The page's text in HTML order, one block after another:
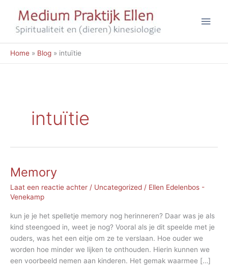
Home Blog intuïtie
intuïtie
Memory
Laat een reactie achter / Uncategorized / Ellen Edelenbos -
Venekamp
kun je je het spelletje memory nog herinneren? Daar was je als
kind steengoed in, weet je nog? Vooral als je dit speelde met je
ouders, was het een eitje om ze te verslaan. Hoe ouder we
worden hoe minder we lijken te onthouden. Hierin kunnen we
een voorbeeld nemen aan kinderen. Het gemak waarmee […]